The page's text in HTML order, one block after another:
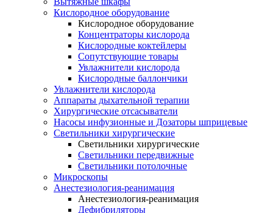
Кислородное оборудование
Кислородное оборудование
Концентраторы кислорода
Кислородные коктейлеры
Сопутствующие товары
Увлажнители кислорода
Кислородные баллончики
Увлажнители кислорода
Аппараты дыхательной терапии
Хирургические отсасыватели
Насосы инфузионные и Дозаторы шприцевые
Светильники хирургические
Светильники хирургические
Светильники передвижные
Светильники потолочные
Микроскопы
Анестезиология-реанимация
Анестезиология-реанимация
Дефибриляторы